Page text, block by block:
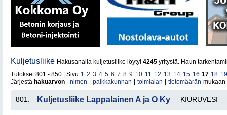
Kuljetusliike Hakusanalla kuljetusliike löytyi 4245 yritystä. Haun
Tulokset 801 - 850 | Sivu 1 2 3 4 5 6 7 8 9 10 11 12 13 14 15 16 17 18 19
Järjestä hakuarvon nimen paikkakunnan toimialan tietomäärän mukaan
801. Kuljetusliike Lappalainen A ja O Ky KIURUVESI